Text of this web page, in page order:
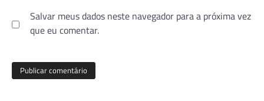
Salvar meus dados neste navegador para a próxima vez
que eu comentar.